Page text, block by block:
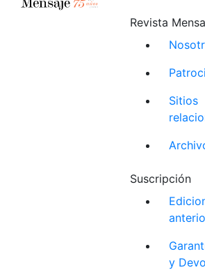
Revista
Sitios
Suscripción
y